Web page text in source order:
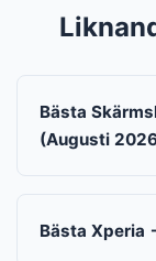
Bästa
(Augusti
Bästa Xperia